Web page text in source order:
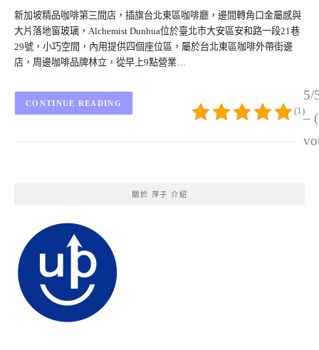
新加坡精品咖啡第三間店，插旗台北東區咖啡廳，邊間轉角口金屬感與
大片落地窗玻璃，Alchemist Dunhua位於臺北市大安區安和路一段21巷
29號，小巧空間，內用提供四個座位區，屬於台北東區咖啡外帶街邊
店，周邊咖啡品牌林立，從早上9點營業…
5/
–
(1)
CONTINUE READING
關於 萍子 介紹